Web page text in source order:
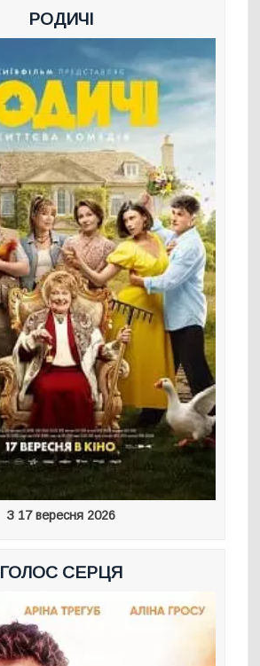
РОДИЧІ
З 17 вересня 2026
ГОЛОС СЕРЦЯ